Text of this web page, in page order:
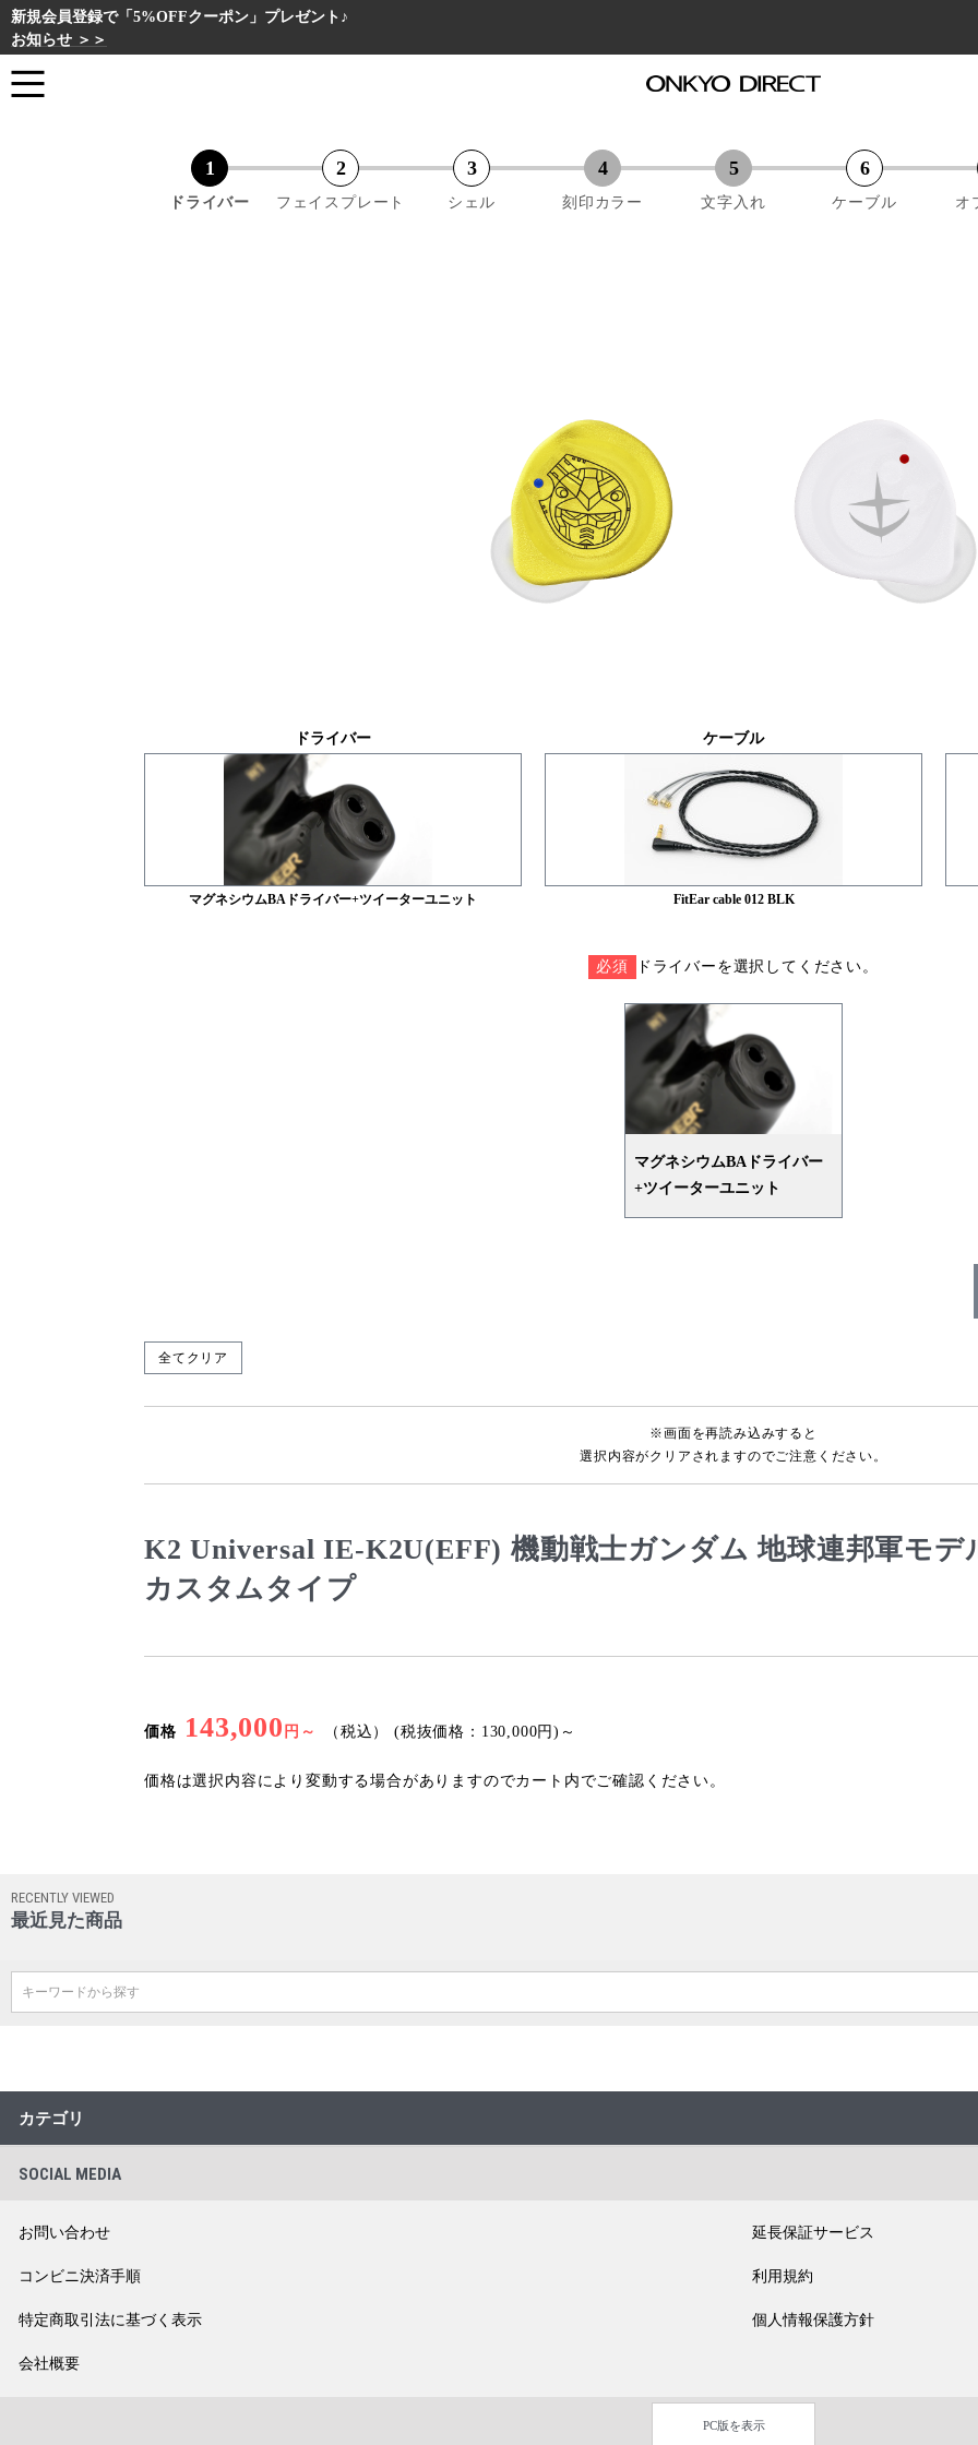
新規会員登録で「5%OFFクーポン」プレゼント♪
お知らせ ＞＞
ドライバー フェイスプレート シェル 刻印カラー 文字入れ ケーブル オ
ドライバー
マグネシウムBAドライバー+ツイーターユニット
ケーブル
FitEar cable 012 BLK
必須 ドライバーを選択してください。
マグネシウムBAドライバー
+ツイーターユニット
左 右
必須
左 右
必須
左 右
必須
左
必須
FitEar cable 012 BLK
必須
マルチケース
必須
必須
全てクリア
※画面を再読み込みすると
選択内容がクリアされますのでご注意ください。
K2 Universal IE-K2U(EFF) 機動戦士ガンダム 地球連邦軍モデ
カスタムタイプ
価格 143,000 円～ （税込） (税抜価格：130,000円)～
価格は選択内容により変動する場合がありますのでカート内でご確認ください。
RECENTLY VIEWED
最近見た商品
キーワードから探す
カテゴリ
SOCIAL MEDIA
お問い合わせ 延長保証サービス
コンビニ決済手順 利用規約
特定商取引法に基づく表示 個人情報保護方針
会社概要
PC版を表示